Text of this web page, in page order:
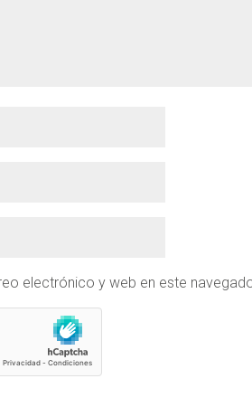
electrónico y web en este